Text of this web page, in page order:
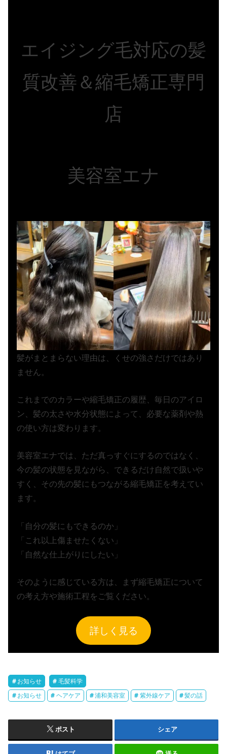
エイジング毛対応の髪
質改善＆縮毛矯正専門
店
美容室エナ
髪がまとまらない理由は、くせの強さだけではあり
ません。
これまでのカラーや縮毛矯正の履歴、毎日のアイロ
ン、髪の太さや水分状態によって、必要な薬剤や熱
の使い方は変わります。
美容室エナでは、ただ真っすぐにするのではなく、
今の髪の状態を見ながら、できるだけ自然で扱いや
すく、その先の髪にもつながる縮毛矯正を考えてい
ます。
「自分の髪にもできるのか」
「これ以上傷ませたくない」
「自然な仕上がりにしたい」
そのように感じている方は、まず縮毛矯正について
の考え方や施術工程をご覧ください。
詳しく見る
お知らせ 毛髪科学
お知らせ ヘアケア 浦和美容室 紫外線ケア 髪の話
ポスト シェア